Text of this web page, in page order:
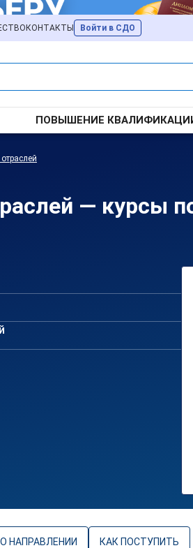
КОНТАКТЫ Войти в СДО
ПОВЫШЕНИЕ
— курсы
О НАПРАВЛЕНИИ КАК ПОСТУПИТЬ